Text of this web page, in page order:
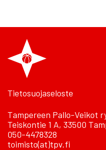
Tietosuojaseloste
Tampereen Pallo-Veikot
Teiskontie 1 A, 33500
050-4478328
toimisto(at)tpv.fi